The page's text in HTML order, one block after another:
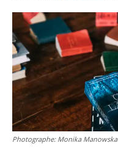
Photographe: Monika Manowska